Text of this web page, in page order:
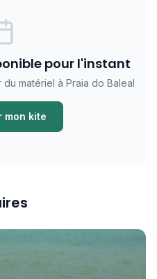
pour l'instant
matériel à Praia do Baleal
mon kite